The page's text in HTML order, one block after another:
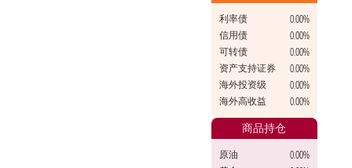
利率债
0.00%
信用债
0.00%
可转债
0.00%
资产支持证券
0.00%
海外投资级
0.00%
海外高收益
0.00%
商品持仓
原油
0.00%